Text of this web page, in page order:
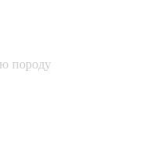
породу